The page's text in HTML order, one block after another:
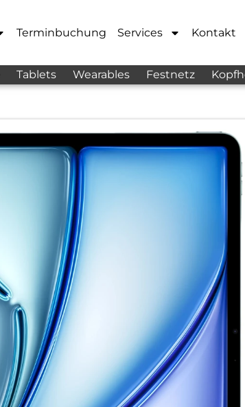
Terminbuchung Services Kontakt
Tablets Wearables Festnetz